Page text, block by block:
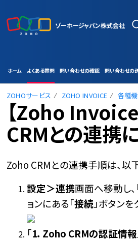
ゾーホージャパン株式会社
ホーム よくある質問 問い合わせの確認 問い合わせの
ZOHOサービス ZOHO INVOICE 各種
【Zoho
CRMとの連携
Zoho CRMとの連携手順は、以
設定＞連携画面へ移動し、
ョンにある「接続」ボタンを
「1．Zoho CRMの認証情報